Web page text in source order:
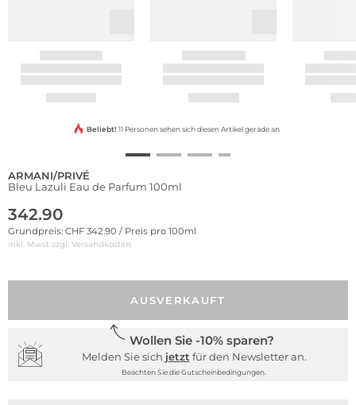
Beliebt! 11 Personen sehen sich diesen Artikel gerade an
ARMANI/PRIVÉ
Bleu Lazuli Eau de Parfum 100ml
342.90
Grundpreis: CHF 342.90 / Preis pro 100ml
inkl. Mwst zzgl. Versandkosten
AUSVERKAUFT
Wollen Sie -10% sparen?
Melden Sie sich jetzt für den Newsletter an.
Beachten Sie die Gutscheinbedingungen.